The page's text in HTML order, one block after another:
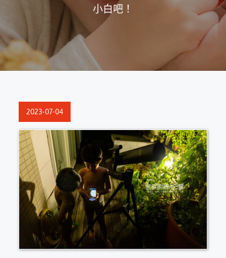
小白吧！
Posted
on
2023-07-04